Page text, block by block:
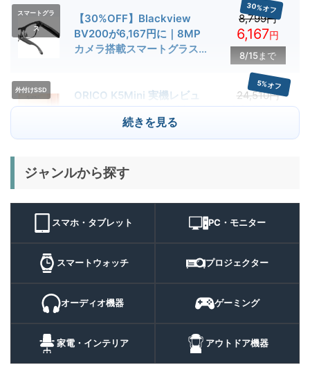
スマートグラ
ス
【30%OFF】Blackview
BV200が6,167円に｜8MP
カメラ搭載スマートグラス用
8,799円
30%オフ
6,167円
8/15まで
外付けSSD
ORICO K5Mini 実機レビュ
ー | スマホの容量不足対策に
便利な小型外付けSSD
24,510円
5%オフ
23,284
キャンプライ
BougeRV T1 キャンプライ
3000lm・最長102時間の多
機能キャンプライトを徹底検
ッチ
機レビュー | 1万円前後で通
9,882
ュー | バッテリー対応で車中
泊にも使いやすいポータブル
35,131
10/9まで
続きを見る
ジャンルから探す
スマホ・タブレット PC・モニター
スマートウォッチ プロジェクター
オーディオ機器 ゲーミング
家電・インテリア アウトドア機器